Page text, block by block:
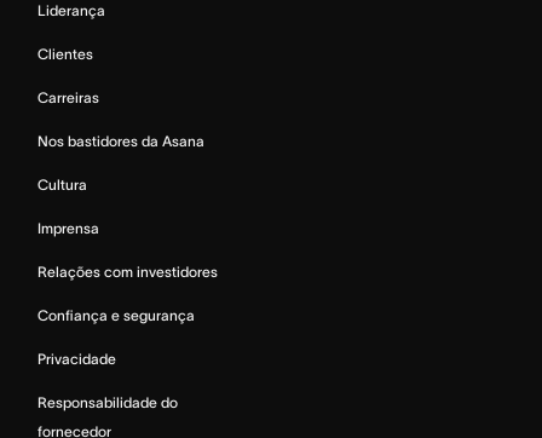
Liderança
Clientes
Carreiras
Nos bastidores da Asana
Cultura
Imprensa
Relações com investidores
Confiança e segurança
Privacidade
Responsabilidade do
fornecedor